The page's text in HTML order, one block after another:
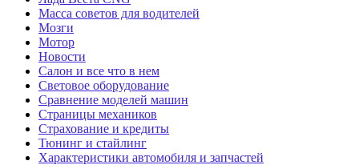
Масса советов для водителей
Мозги
Мотор
Новости
Салон и все что в нем
Световое оборудование
Сравнение моделей машин
Страницы механиков
Страхование и кредиты
Тюнинг и стайлинг
Характеристики автомобиля и запчастей